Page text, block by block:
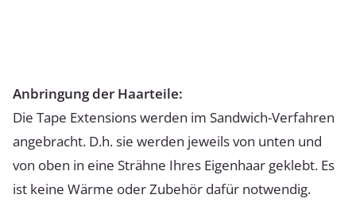
Anbringung der Haarteile:
Die Tape Extensions werden im Sandwich-Verfahren
angebracht. D.h. sie werden jeweils von unten und
von oben in eine Strähne Ihres Eigenhaar geklebt. Es
ist keine Wärme oder Zubehör dafür notwendig.